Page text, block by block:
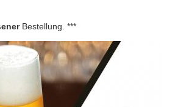
Bestellung. ***